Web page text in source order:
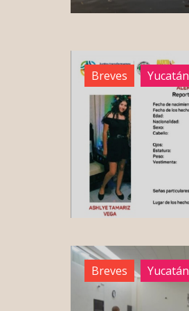
Breves Yucatán
Breves Yucatán